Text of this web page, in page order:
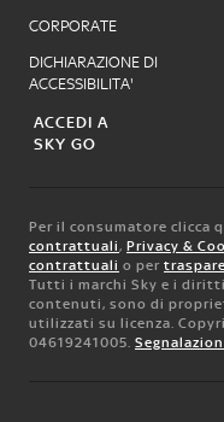
CORPORATE
DICHIARAZIONE DI
ACCESSIBILITA'
ACCEDI A
SKY GO
Per il consumatore clicca
contrattuali, Privacy &
contrattuali o per
Tutti i marchi Sky e i
contenuti, sono di
utilizzati su licenza.
04619241005.